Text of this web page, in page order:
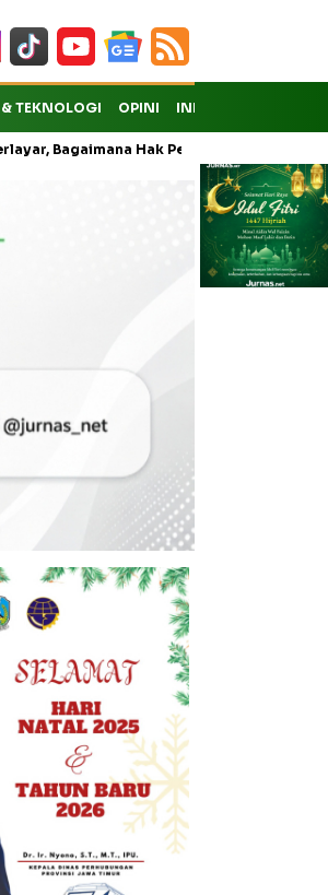
TEKNOLOGI OPINI INDEKS
Hak Penumpang atas Kompensasi?